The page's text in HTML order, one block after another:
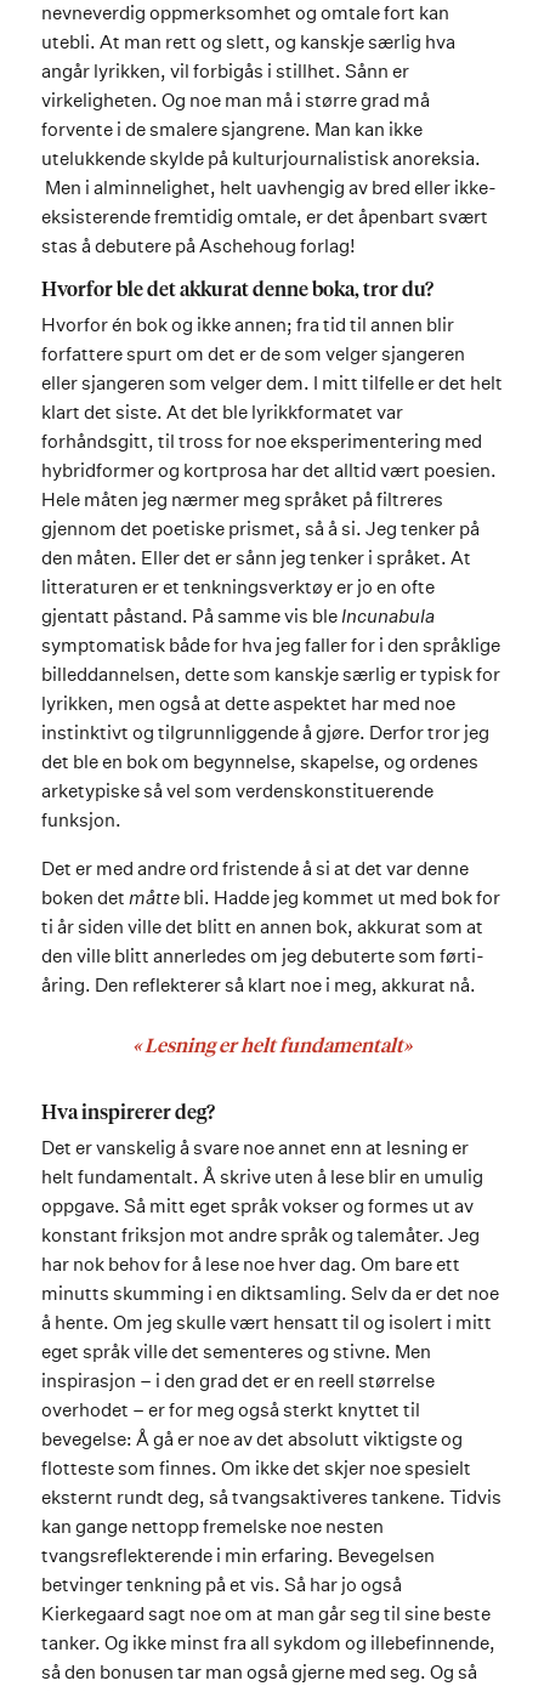
nevneverdig oppmerksomhet og omtale fort kan
utebli. At man rett og slett, og kanskje særlig hva
angår lyrikken, vil forbigås i stillhet. Sånn er
virkeligheten. Og noe man må i større grad må
forvente i de smalere sjangrene. Man kan ikke
utelukkende skylde på kulturjournalistisk anoreksia.
Men i alminnelighet, helt uavhengig av bred eller ikke-
eksisterende fremtidig omtale, er det åpenbart svært
stas å debutere på Aschehoug forlag!
Hvorfor ble det akkurat denne boka, tror du?
Hvorfor én bok og ikke annen; fra tid til annen blir
forfattere spurt om det er de som velger sjangeren
eller sjangeren som velger dem. I mitt tilfelle er det helt
klart det siste. At det ble lyrikkformatet var
forhåndsgitt, til tross for noe eksperimentering med
hybridformer og kortprosa har det alltid vært poesien.
Hele måten jeg nærmer meg språket på filtreres
gjennom det poetiske prismet, så å si. Jeg tenker på
den måten. Eller det er sånn jeg tenker i språket. At
litteraturen er et tenkningsverktøy er jo en ofte
gjentatt påstand. På samme vis bleIncunabula
symptomatisk både for hva jeg faller for i den språklige
billeddannelsen, dette som kanskje særlig er typisk for
lyrikken, men også at dette aspektet har med noe
instinktivt og tilgrunnliggende å gjøre. Derfor tror jeg
det ble en bok om begynnelse, skapelse, og ordenes
arketypiske så vel som verdenskonstituerende
funksjon.
Det er med andre ord fristende å si at det var denne
boken det måtte bli. Hadde jeg kommet ut med bok for
ti år siden ville det blitt en annen bok, akkurat som at
den ville blitt annerledes om jeg debuterte som førti-
åring. Den reflekterer så klart noe i meg, akkurat nå.
« Lesning er helt fundamentalt»
Hva inspirerer deg?
Det er vanskelig å svare noe annet enn at lesning er
helt fundamentalt. Å skrive uten å lese blir en umulig
oppgave. Så mitt eget språk vokser og formes ut av
konstant friksjon mot andre språk og talemåter. Jeg
har nok behov for å lese noe hver dag. Om bare ett
minutts skumming i en diktsamling. Selv da er det noe
å hente. Om jeg skulle vært hensatt til og isolert i mitt
eget språk ville det sementeres og stivne. Men
inspirasjon – i den grad det er en reell størrelse
overhodet – er for meg også sterkt knyttet til
bevegelse: Å gå er noe av det absolutt viktigste og
flotteste som finnes. Om ikke det skjer noe spesielt
eksternt rundt deg, så tvangsaktiveres tankene. Tidvis
kan gange nettopp fremelske noe nesten
tvangsreflekterende i min erfaring. Bevegelsen
betvinger tenkning på et vis. Så har jo også
Kierkegaard sagt noe om at man går seg til sine beste
tanker. Og ikke minst fra all sykdom og illebefinnende,
så den bonusen tar man også gjerne med seg. Og så